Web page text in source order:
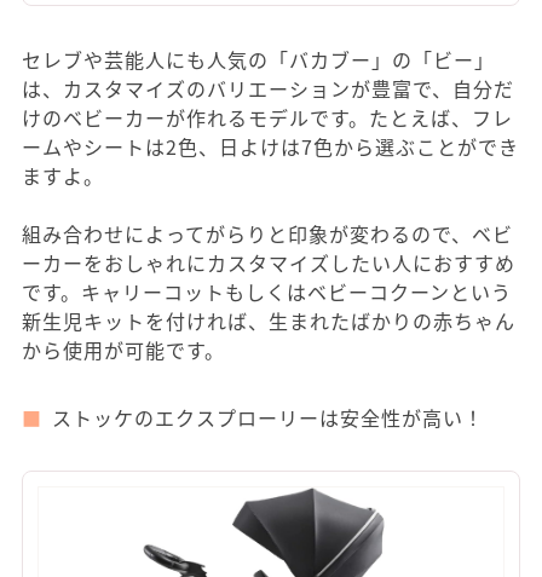
セレブや芸能人にも人気の「バカブー」の「ビー」
は、カスタマイズのバリエーションが豊富で、自分だ
けのベビーカーが作れるモデルです。たとえば、フレ
ームやシートは2色、日よけは7色から選ぶことができ
ますよ。
組み合わせによってがらりと印象が変わるので、ベビ
ーカーをおしゃれにカスタマイズしたい人におすすめ
です。キャリーコットもしくはベビーコクーンという
新生児キットを付ければ、生まれたばかりの赤ちゃん
から使用が可能です。
ストッケのエクスプローリーは安全性が高い！